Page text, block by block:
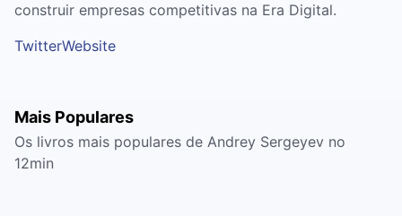
construir empresas competitivas na Era Digital.
TwitterWebsite
Mais Populares
Os livros mais populares de Andrey Sergeyev no
12min